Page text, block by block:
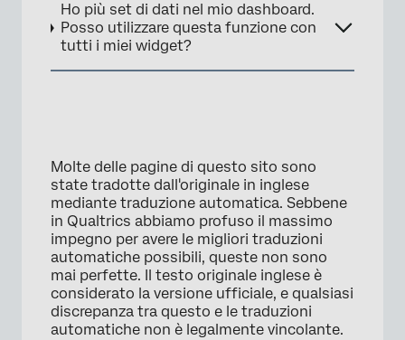
Ho più set di dati nel mio dashboard.
Posso utilizzare questa funzione con
tutti i miei widget?
Molte delle pagine di questo sito sono
state tradotte dall'originale in inglese
mediante traduzione automatica. Sebbene
in Qualtrics abbiamo profuso il massimo
impegno per avere le migliori traduzioni
automatiche possibili, queste non sono
mai perfette. Il testo originale inglese è
considerato la versione ufficiale, e qualsiasi
discrepanza tra questo e le traduzioni
automatiche non è legalmente vincolante.